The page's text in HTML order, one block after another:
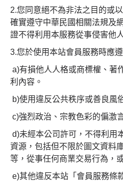
2.您同意絕不為非法之目的或
確實遵守中華民國相關法規及
證不得利用本服務從事侵害他
3.您於使用本站會員服務時應遵
a)有損他人人格或商標權、著
利內容。
b)使用違反公共秩序或善良風
c)強烈政治、宗教色彩的偏激
d)未經本公司許可，不得利用
資源，包括但不限於圖文資料
等，從事任何商業交易行為，
e)其他違反本站「會員服務條